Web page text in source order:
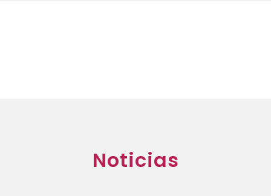
Noticias